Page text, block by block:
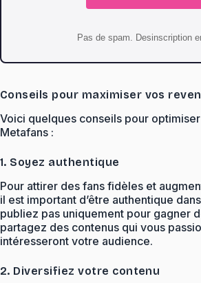
Pas de spam. Desinscription
Conseils pour maximiser vos
Voici quelques conseils pour
Metafans :
1. Soyez authentique
Pour attirer des fans fidèles et
il est important d’être authentique
publiez pas uniquement pour gagner
partagez des contenus qui vous
intéresseront votre audience.
2. Diversifiez votre contenu